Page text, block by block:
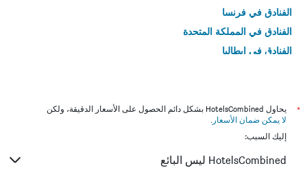
الفنادق في فرنسا
الفنادق في المملكة المتحدة
الفنادق في إيطاليا
*
يحاول HotelsCombined بشكل دائم الحصول على الأسعار الدقيقة، ولكن
لا يمكن ضمان الأسعار .
إليك السبب:
HotelsCombined ليس البائع